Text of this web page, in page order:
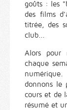
goûts : les
des films
titrée, des
club...
Alors
chaque
donnons le
cours et de
résumé et